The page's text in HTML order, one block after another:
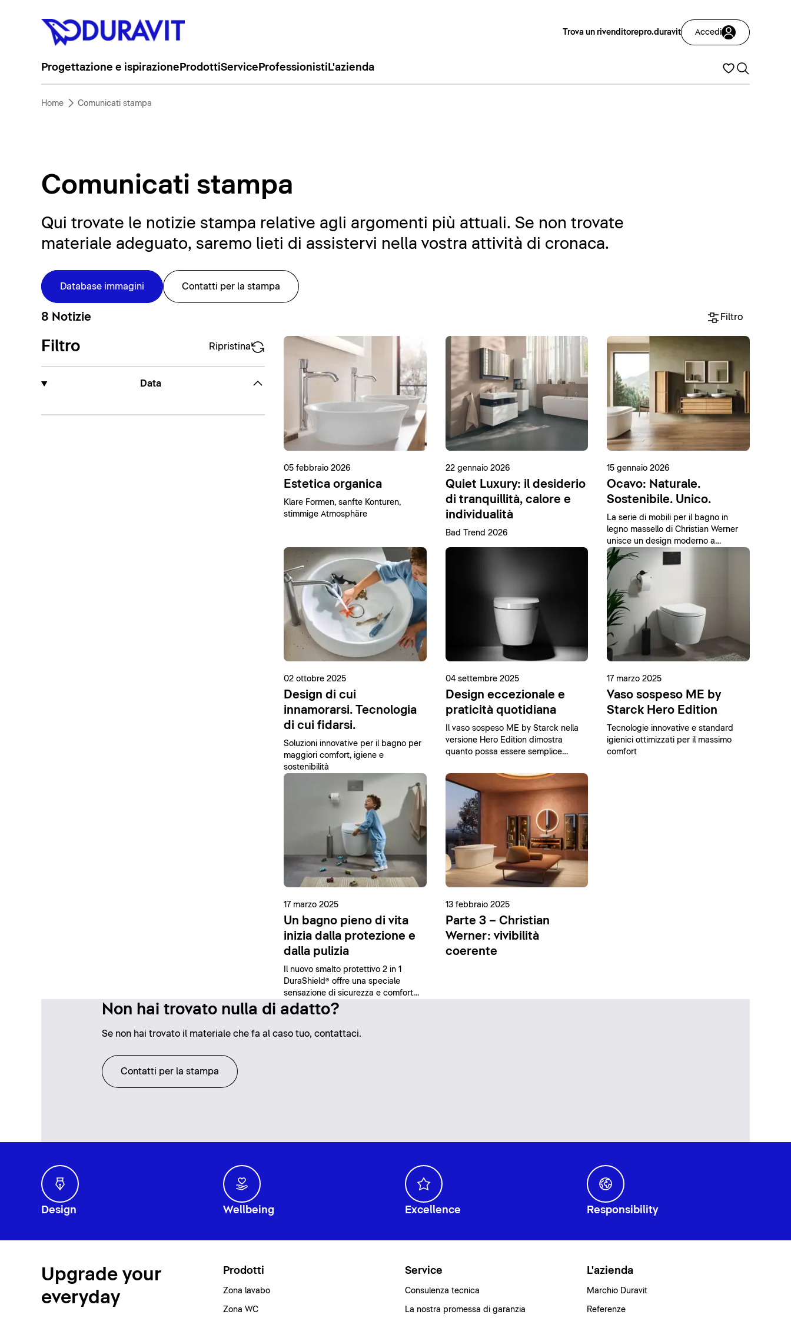
Trova un rivenditorepro.duravit Accedi
Progettazione e ispirazione ProdottiService Professionisti L'azienda
Home Comunicati stampa
Comunicati stampa
Qui trovate le notizie stampa relative agli argomenti più attuali. Se non trovate
materiale adeguato, saremo lieti di assistervi nella vostra attività di cronaca.
Database immagini Contatti per la stampa
8 Notizie Filtro
Filtro Ripristina
Data
05 febbraio 2026
Estetica organica
Klare Formen, sanfte Konturen,
stimmige Atmosphäre
22 gennaio 2026
Quiet Luxury: il desiderio
di tranquillità, calore e
individualità
Bad Trend 2026
15 gennaio 2026
Ocavo: Naturale.
Sostenibile. Unico.
La serie di mobili per il bagno in
legno massello di Christian Werner
unisce un design moderno a
materiali naturali.
02 ottobre 2025
Design di cui
innamorarsi. Tecnologia
di cui fidarsi.
Soluzioni innovative per il bagno per
maggiori comfort, igiene e
sostenibilità
04 settembre 2025
Design eccezionale e
praticità quotidiana
Il vaso sospeso ME by Starck nella
versione Hero Edition dimostra
quanto possa essere semplice
17 marzo 2025
Vaso sospeso ME by
Starck Hero Edition
Tecnologie innovative e standard
igienici ottimizzati per il massimo
comfort
17 marzo 2025
Un bagno pieno di vita
inizia dalla protezione e
dalla pulizia
Il nuovo smalto protettivo 2 in 1
DuraShield® offre una speciale
sensazione di sicurezza e comfort
grazie alle sue proprietà
antibatteriche e alla facilità di pulizia.
13 febbraio 2025
Parte 3 – Christian
Werner: vivibilità
coerente
Non hai trovato nulla di adatto?
Se non hai trovato il materiale che fa al caso tuo, contattaci.
Contatti per la stampa
Design Wellbeing Excellence Responsibility
Upgrade your
everyday
Prodotti
Zona lavabo
Zona WC
Service
Consulenza tecnica
La nostra promessa di garanzia
L'azienda
Marchio Duravit
Referenze